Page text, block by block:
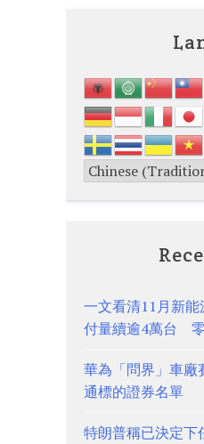
一文看清11月新
付量續逾4萬台
華為「問界」車廠
通標的證券名單
特朗普稱已決定